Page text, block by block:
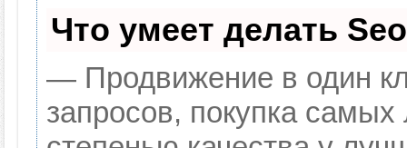
Что умеет делать
— Продвижение в один
запросов, покупка